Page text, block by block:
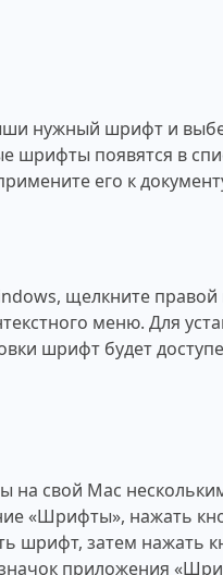
нужный шрифт и
шрифты появятся в
его к
щелкните
меню. Для
шрифт будет
на свой Mac
«Шрифты», нажать
шрифт, затем нажать
приложения